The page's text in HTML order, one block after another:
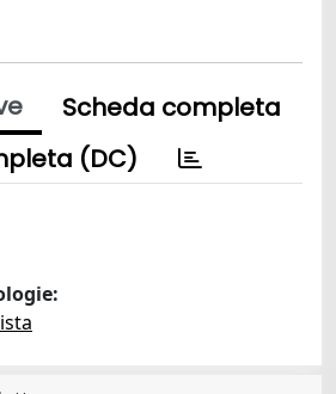
Scheda completa
(DC)